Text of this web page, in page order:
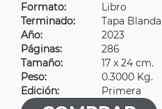
Formato:
Libro
Terminado:
Tapa Blanda
Año:
2023
Páginas:
286
Tamaño:
17 x 24 cm.
Peso:
0.3000 Kg.
Edición:
Primera